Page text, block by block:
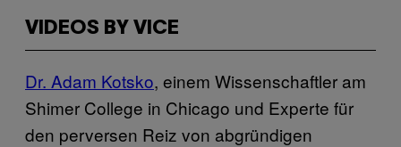
VIDEOS BY VICE
Dr. Adam Kotsko, einem Wissenschaftler am
Shimer College in Chicago und Experte für
den perversen Reiz von abgründigen